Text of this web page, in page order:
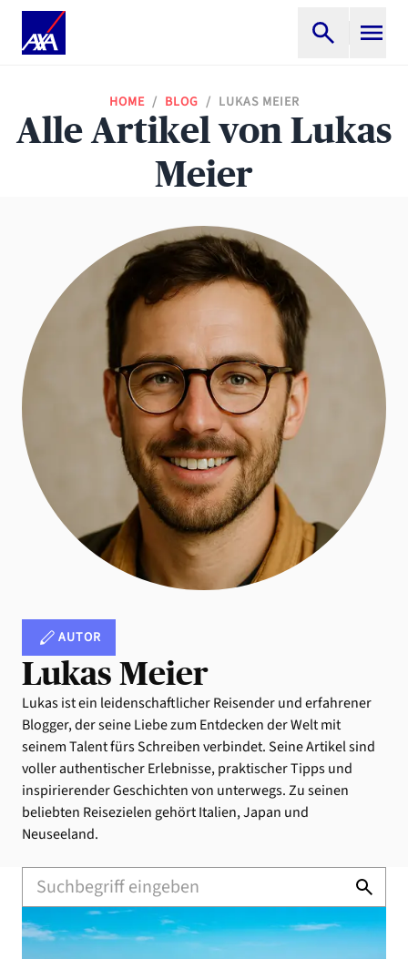
HOME / BLOG / LUKAS MEIER
Alle Artikel von Lukas
Meier
AUTOR
Lukas Meier
Lukas ist ein leidenschaftlicher Reisender und erfahrener
Blogger, der seine Liebe zum Entdecken der Welt mit
seinem Talent fürs Schreiben verbindet. Seine Artikel sind
voller authentischer Erlebnisse, praktischer Tipps und
inspirierender Geschichten von unterwegs. Zu seinen
beliebten Reisezielen gehört Italien, Japan und
Neuseeland.